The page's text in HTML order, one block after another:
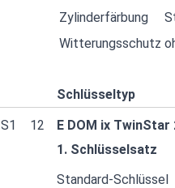
Zylinderfärbung
Witterungsschutz
Schlüsseltyp
S1
12 E DOM ix TwinStar
1. Schlüsselsatz
Standard-Schlüssel